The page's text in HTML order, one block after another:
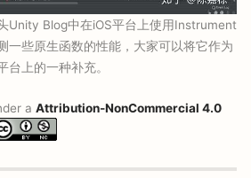
Unity Blog中在iOS平台上使用Instrument
一些原生函数的性能，大家可以将它作为
上的一种补充。
a Attribution-NonCommercial 4.0